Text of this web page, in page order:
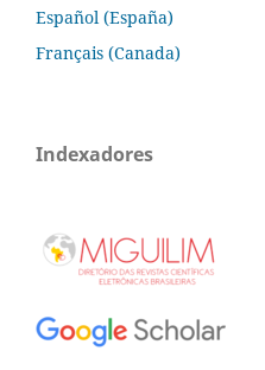
Español (España)
Français (Canada)
Indexadores